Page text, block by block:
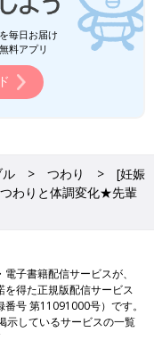
毎日お届け
料アプリ
つわり
[妊娠
わりと体調変化★先輩
子書籍配信サービスが、
得た正規版配信サービス
号 第11091000号）です。
示しているサービスの一覧